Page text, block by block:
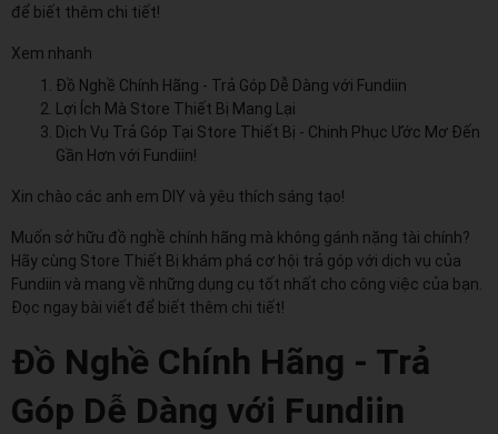
để biết thêm chi tiết!
Xem nhanh
Đồ Nghề Chính Hãng - Trả Góp Dễ Dàng với Fundiin
Lợi Ích Mà Store Thiết Bị Mang Lại
Dịch Vụ Trả Góp Tại Store Thiết Bị - Chinh Phục Ước Mơ Đến
Gần Hơn với Fundiin!
Xin chào các anh em DIY và yêu thích sáng tạo!
Muốn sở hữu đồ nghề chính hãng mà không gánh nặng tài chính?
Hãy cùng Store Thiết Bị khám phá cơ hội trả góp với dịch vụ của
Fundiin và mang về những dụng cụ tốt nhất cho công việc của bạn.
Đọc ngay bài viết để biết thêm chi tiết!
Đồ Nghề Chính Hãng - Trả
Góp Dễ Dàng với Fundiin